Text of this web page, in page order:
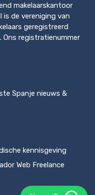
makelaarskantoor
is de vereniging van
geregistreerd
registratienummer
Spanje nieuws &
kennisgeving
Web Freelance